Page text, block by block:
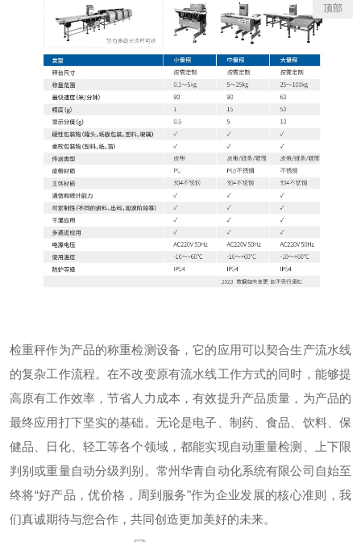
检重秤作为产品的称重检测设备，它的应用可以契合生产流水线
的复杂工作流程。在不改变原有流水线工作方式的同时，能够提
高原有工作效率，节省人力成本，有效提升产品质量，为产品的
最终应用打下坚实的基础。无论是电子、制药、食品、饮料、保
健品、日化、轻工等各个领域，都能实现自动重量检测、上下限
判别或重量自动分级判别。常州华青自动化系统有限公司自始至
终将“好产品，优价格，周到服务"作为企业发展的核心准则，我
们真诚期待与您合作，共同创造更加美好的未来。
顶部